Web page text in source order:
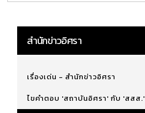
สำนักข่าวอิศรา
เรื่องเด่น - สำนักข่าวอิศรา
ไขคำตอบ 'สถาบันอิศรา' กับ 'สสส.'